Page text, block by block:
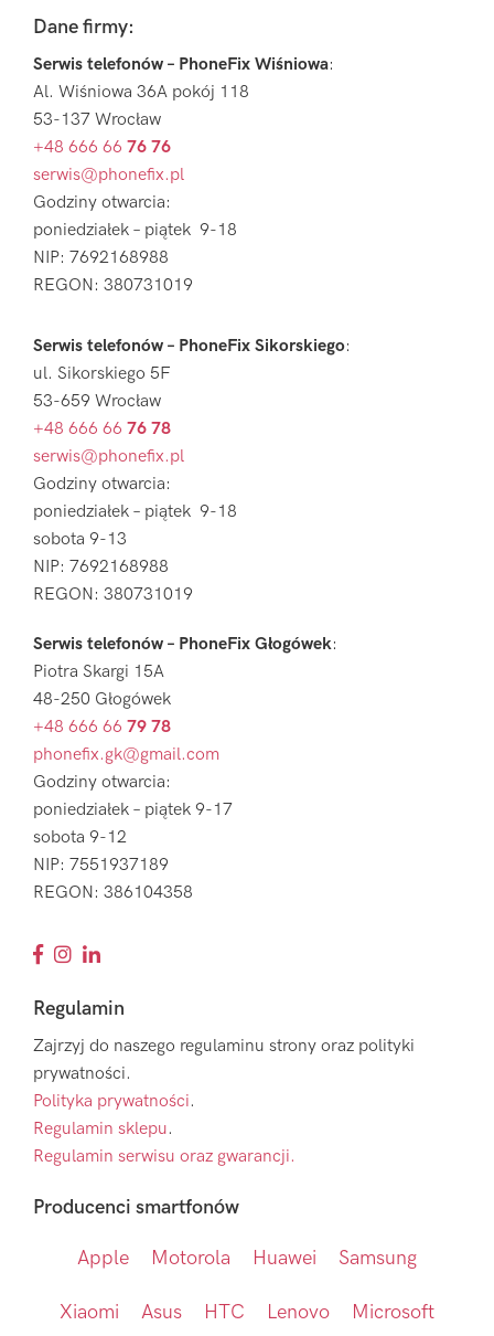
FooterDane firmy:
Serwis telefonów – PhoneFix Wiśniowa:
Al. Wiśniowa 36A pokój 118
53-137 Wrocław
+48 666 66 76 76
serwis@phonefix.pl
Godziny otwarcia:
poniedziałek – piątek 9-18
NIP: 7692168988
REGON: 380731019
Serwis telefonów – PhoneFix Sikorskiego:
ul. Sikorskiego 5F
53-659 Wrocław
+48 666 66 76 78
serwis@phonefix.pl
Godziny otwarcia:
poniedziałek – piątek 9-18
sobota 9-13
NIP: 7692168988
REGON: 380731019
Serwis telefonów – PhoneFix Głogówek:
Piotra Skargi 15A
48-250 Głogówek
+48 666 66 79 78
phonefix.gk@gmail.com
Godziny otwarcia:
poniedziałek – piątek 9-17
sobota 9-12
NIP: 7551937189
REGON: 386104358
Regulamin
Zajrzyj do naszego regulaminu strony oraz polityki
prywatności.
Polityka prywatności.
Regulamin sklepu.
Regulamin serwisu oraz gwarancji.
Producenci smartfonów
Apple Motorola Huawei Samsung
Xiaomi Asus HTC Lenovo Microsoft